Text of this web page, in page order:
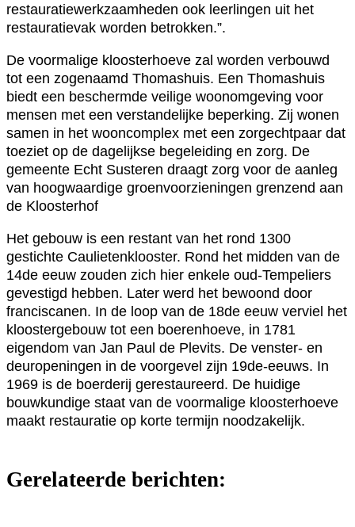
restauratiewerkzaamheden ook leerlingen uit het
restauratievak worden betrokken.”.
De voormalige kloosterhoeve zal worden verbouwd
tot een zogenaamd Thomashuis. Een Thomashuis
biedt een beschermde veilige woonomgeving voor
mensen met een verstandelijke beperking. Zij wonen
samen in het wooncomplex met een zorgechtpaar dat
toeziet op de dagelijkse begeleiding en zorg. De
gemeente Echt Susteren draagt zorg voor de aanleg
van hoogwaardige groenvoorzieningen grenzend aan
de Kloosterhof
Het gebouw is een restant van het rond 1300
gestichte Caulietenklooster. Rond het midden van de
14de eeuw zouden zich hier enkele oud-Tempeliers
gevestigd hebben. Later werd het bewoond door
franciscanen. In de loop van de 18de eeuw verviel het
kloostergebouw tot een boerenhoeve, in 1781
eigendom van Jan Paul de Plevits. De venster- en
deuropeningen in de voorgevel zijn 19de-eeuws. In
1969 is de boerderij gerestaureerd. De huidige
bouwkundige staat van de voormalige kloosterhoeve
maakt restauratie op korte termijn noodzakelijk.
Gerelateerde berichten: